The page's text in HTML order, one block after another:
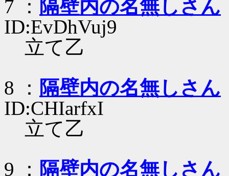
7 ： 隔壁内の名無しさん
ID:EvDhVuj9
立て乙
8 ： 隔壁内の名無しさん
ID:CHIarfxI
立て乙
9 ： 隔壁内の名無しさん